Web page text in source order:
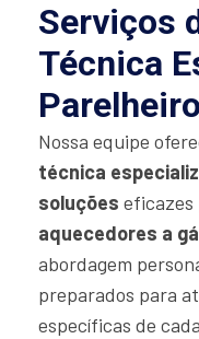
Serviços
Técnica
Nossa equipe
técnica
soluções eficazes
aquecedores a
abordagem
preparados para
específicas de